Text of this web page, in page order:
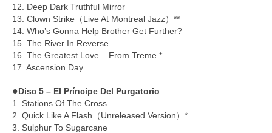
12. Deep Dark Truthful Mirror
13. Clown Strike（Live At Montreal Jazz）**
14. Who’s Gonna Help Brother Get Further?
15. The River In Reverse
16. The Greatest Love – From Treme *
17. Ascension Day
●Disc 5 – El Príncipe Del Purgatorio
1. Stations Of The Cross
2. Quick Like A Flash（Unreleased Version）*
3. Sulphur To Sugarcane